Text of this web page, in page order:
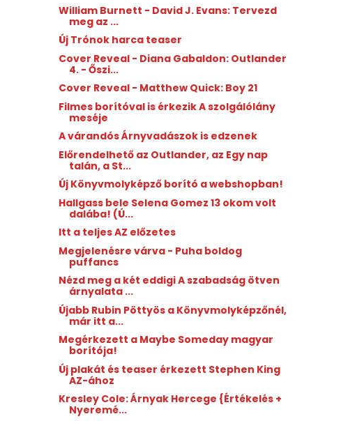
William Burnett - David J. Evans: Tervezd ​
meg az ...
Új Trónok harca teaser
Cover Reveal - Diana Gabaldon: Outlander
4. - Őszi...
Cover Reveal - Matthew Quick: Boy 21
Filmes borítóval is érkezik A szolgálólány
meséje
A várandós Árnyvadászok is edzenek
Előrendelhető az Outlander, az Egy nap
talán, a St...
Új Könyvmolyképző borító a webshopban!
Hallgass bele Selena Gomez 13 okom volt
dalába! (Ú...
Itt a teljes AZ előzetes
Megjelenésre várva - Puha boldog
puffancs
Nézd meg a két eddigi A szabadság ötven
árnyalata ...
Újabb Rubin Pöttyös a Könyvmolyképzőnél,
már itt a...
Megérkezett a Maybe Someday magyar
borítója!
Új plakát és teaser érkezett Stephen King
AZ-ához
Kresley Cole: Árnyak ​Hercege {Értékelés +
Nyeremé...